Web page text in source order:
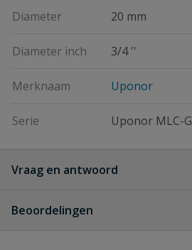
Diameter 20 mm
Diameter inch 3/4 ''
Merknaam Uponor
Serie Uponor MLC-G
Vraag en antwoord
Beoordelingen